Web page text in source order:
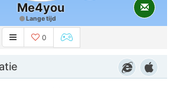
Me4you
Lange tijd
0